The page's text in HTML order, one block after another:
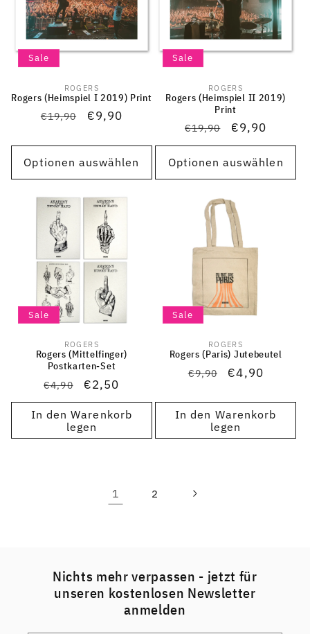
Sale
Anbieter:
ROGERS
Rogers (Heimspiel I 2019) Print
Normaler
€19,90 Verkaufspreis
€9,90
Optionen auswählen
Sale
Anbieter:
ROGERS
Rogers (Heimspiel II 2019)
Print
Normaler
Preis
€19,90 €9,90
Optionen auswählen
Sale
Anbieter:
ROGERS
Rogers (Mittelfinger)
Postkarten-Set
Normaler
Preis
€4,90 Verkaufspreis
€2,50
In den Warenkorb
legen
Sale
Anbieter:
ROGERS
Rogers (Paris) Jutebeutel
Normaler
€9,90 Verkaufspreis
€4,90
In den Warenkorb
legen
1 2
Nichts mehr verpassen - jetzt für
unseren kostenlosen Newsletter
anmelden